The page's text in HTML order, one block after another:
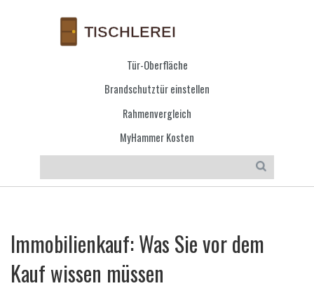
Tür-Oberfläche
Brandschutztür einstellen
Rahmenvergleich
MyHammer Kosten
Immobilienkauf: Was Sie vor dem
Kauf wissen müssen